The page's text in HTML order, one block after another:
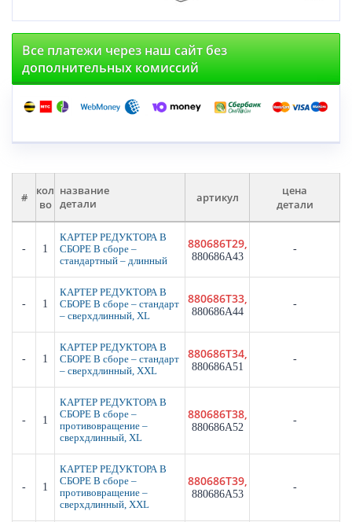
Все платежи через наш сайт без
дополнительных комиссий
#
кол
во
название
детали
артикул
цена
детали
- 1
КАРТЕР РЕДУКТОРА В
СБОРЕ В сборе –
стандартный – длинный
880686T29,
880686A43
-
- 1
КАРТЕР РЕДУКТОРА В
СБОРЕ В сборе – стандарт
– сверхдлинный, XL
880686T33,
880686A44
-
- 1
КАРТЕР РЕДУКТОРА В
СБОРЕ В сборе – стандарт
– сверхдлинный, XXL
880686T34,
880686A51
-
- 1
КАРТЕР РЕДУКТОРА В
СБОРЕ В сборе –
противовращение –
сверхдлинный, XL
880686T38,
880686A52
-
- 1
КАРТЕР РЕДУКТОРА В
СБОРЕ В сборе –
противовращение –
сверхдлинный, XXL
880686T39,
880686A53
-